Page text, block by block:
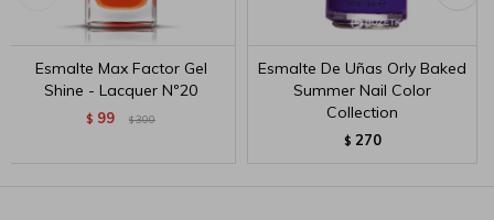
Esmalte Max Factor Gel
Shine - Lacquer Nº20
$ 99 $ 300
Esmalte De Uñas Orly Baked
Summer Nail Color
Collection
$ 270